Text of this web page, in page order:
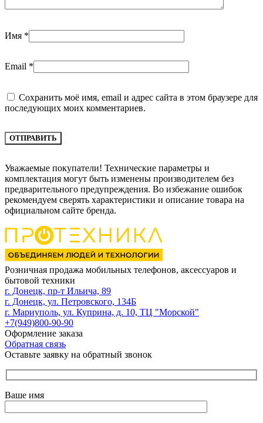
Имя *
Email *
Сохранить моё имя, email и адрес сайта в этом браузере для
последующих моих комментариев.
Уважаемые покупатели! Технические параметры и
комплектация могут быть изменены производителем без
предварительного предупреждения. Во избежание ошибок
рекомендуем сверять характеристики и описание товара на
официальном сайте бренда.
Розничная продажа мобильных телефонов, аксессуаров и
бытовой техники
г. Донецк, пр-т Ильича, 89
г. Донецк, ул. Петровского, 134Б
г. Мариуполь, ул. Куприна, д. 10, ТЦ "Морской"
+7(949)800-90-90
Оформление заказа
Обратная связь
Оставьте заявку на обратный звонок
Ваше имя